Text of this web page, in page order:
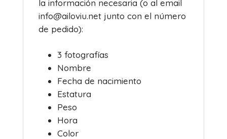
la información necesaria (o al email
info@ailoviu.net junto con el número
de pedido):
3 fotografías
Nombre
Fecha de nacimiento
Estatura
Peso
Hora
Color